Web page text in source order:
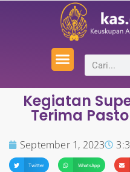
Kegiatan
Terima
September 1, 2023
Twitter WhatsApp